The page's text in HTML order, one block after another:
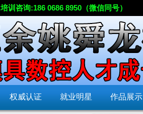
培训咨询:186 0686 8950（微信同号）
权威认证 就业明星 作品展示